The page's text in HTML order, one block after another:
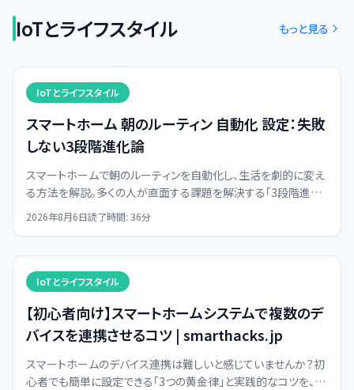
IoTとライフスタイル もっと見る
IoTとライフスタイル
スマートホーム 朝のルーティン 自動化 設定：失敗
しない3段階進化論
スマートホームで朝のルーティンを自動化し、生活を劇的に変え
る方法を解説。多くの人が直面する課題を解決する「3段階進化
論」に基づき、設定のコツやデバイス選びを山本恒一が伝授しま
2026年8月6日読了時間: 36分
IoTとライフスタイル
【初心者向け】スマートホームシステムで複数のデ
バイスを連携させるコツ | smarthacks.jp
スマートホームのデバイス連携は難しいと感じていませんか？初
心者でも簡単に設定できる「3つの黄金律」と実践的なコツを、ス